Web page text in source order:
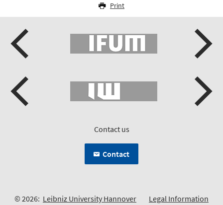
Print
Contact us
Contact
© 2026: Leibniz University Hannover Legal Information